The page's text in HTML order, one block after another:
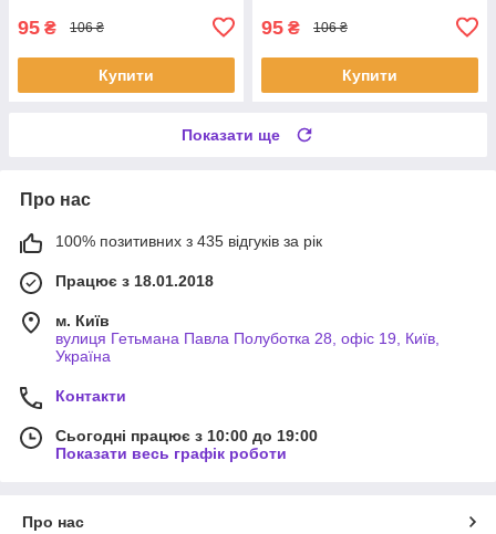
95 ₴ 106 ₴
Купити
95 ₴ 106 ₴
Купити
Показати ще
Про нас
100% позитивних з 435 відгуків за рік
Працює з 18.01.2018
м. Київ
вулиця Гетьмана Павла Полуботка 28, офіс 19, Київ,
Україна
Контакти
Сьогодні працює з 10:00 до 19:00
Показати весь графік роботи
Про нас